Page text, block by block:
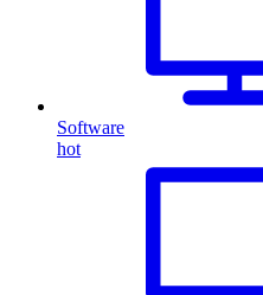
Software
hot